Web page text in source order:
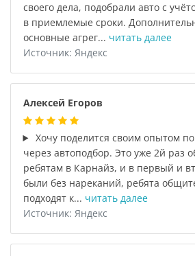
своего дела, подобрали авто с
в приемлемые сроки.
основные агрег... читать далее
Источник: Яндекс
Алексей Егоров
Хочу поделится своим опытом
через автоподбор. Это уже 2й раз
ребятам в Карнайз, и в первый и
были без нареканий, ребята
подходят к... читать далее
Источник: Яндекс